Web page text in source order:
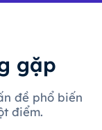
gặp
đề phổ biến
điểm.